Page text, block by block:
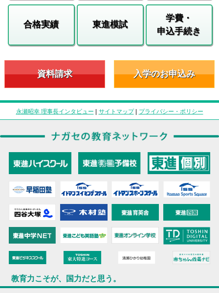
合格実績 東進模試
学費・
申込手続き
資料請求 入学のお申込み
永瀬昭幸 理事長インタビュー | サイトマップ| プライバシー・ポリシー
教育力こそが、国力だと思う。